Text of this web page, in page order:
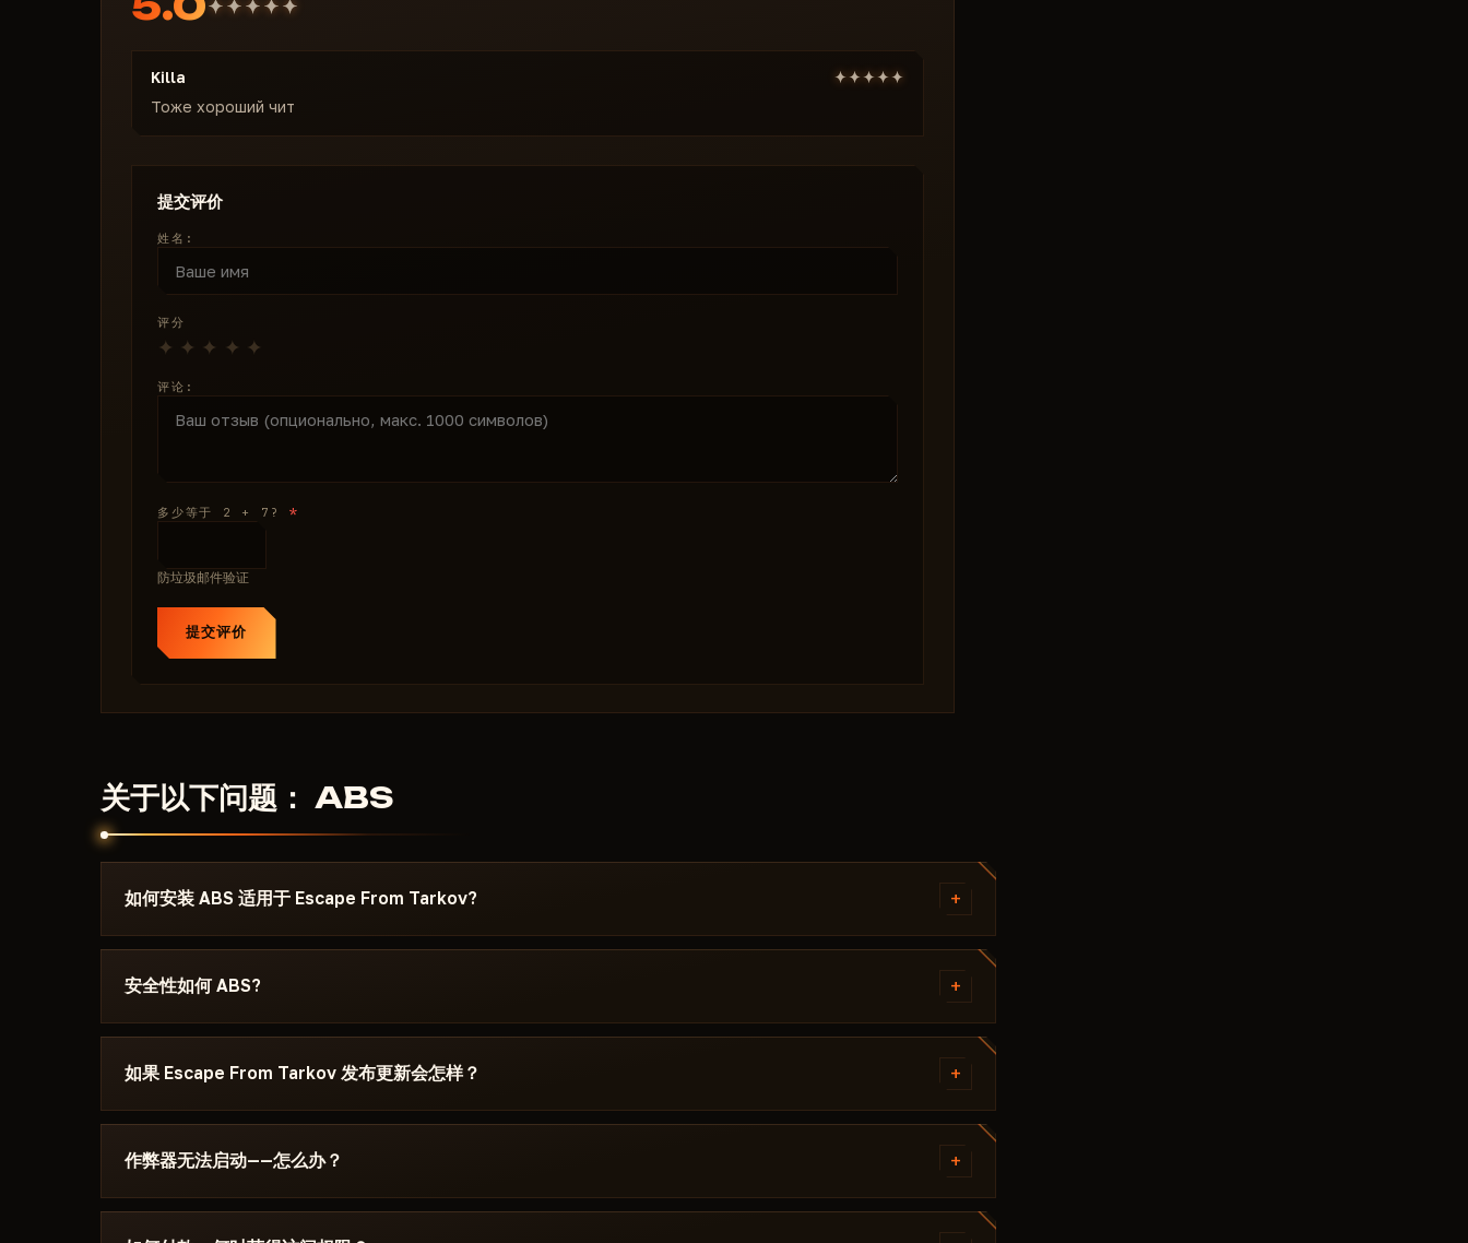
隐藏面罩— 移除头盔面罩以获得更好视野
1天 — ¥68 元
Killa
Тоже хороший чит
提交评价
姓名:
评分
评论:
多少等于 2 + 7?*
防垃圾邮件验证
提交评价
关于以下问题： ABS
如何安装 ABS 适用于 Escape From Tarkov? +
付款后你将收到下载链接和专为以下游戏编写的说明： Escape From Tarkov - ，其中
注明所需的 Windows 版本、Secure Boot 设置和启动顺序。如果遇到问题，请通过
安全性如何 ABS? +
该作弊器在以下游戏的最新补丁上测试： Escape From Tarkov 后才会发布。当前状
态可在卡片上查看——Undetected / 更新中 / 风险。若游戏更新后状态发生变化，该
如果 Escape From Tarkov 发布更新会怎样？ +
补丁发布后24小时内更新。订阅冻结——天数不会流失。修复完成后作弊器重新出现在
目录中。
作弊器无法启动——怎么办？ +
请在 Discord 中描述错误。大多数问题 15 分钟内即可解决：启动模式不正确、Secure
Boot、杀毒软件。支持团队熟悉 Escape From Tarkov 及具体要求 ABS.